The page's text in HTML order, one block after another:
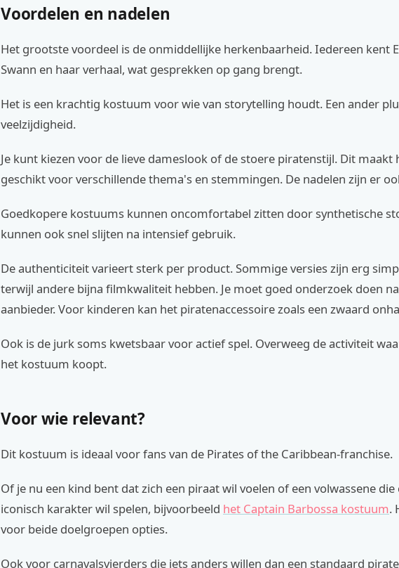
Voordelen en nadelen
Het grootste voordeel is de onmiddellijke herkenbaarheid. Iedereen kent
Swann en haar verhaal, wat gesprekken op gang brengt.
Het is een krachtig kostuum voor wie van storytelling houdt. Een ander
veelzijdigheid.
Je kunt kiezen voor de lieve dameslook of de stoere piratenstijl. Dit maakt
geschikt voor verschillende thema's en stemmingen. De nadelen zijn er
Goedkopere kostuums kunnen oncomfortabel zitten door synthetische
kunnen ook snel slijten na intensief gebruik.
De authenticiteit varieert sterk per product. Sommige versies zijn erg
terwijl andere bijna filmkwaliteit hebben. Je moet goed onderzoek doen
aanbieder. Voor kinderen kan het piratenaccessoire zoals een zwaard
Ook is de jurk soms kwetsbaar voor actief spel. Overweeg de activiteit
het kostuum koopt.
Voor wie relevant?
Dit kostuum is ideaal voor fans van de Pirates of the Caribbean-franchise.
Of je nu een kind bent dat zich een piraat wil voelen of een volwassene die
iconisch karakter wil spelen, bijvoorbeeld het Captain Barbossa kostuum.
voor beide doelgroepen opties.
Ook voor carnavalsvierders die iets anders willen dan een standaard